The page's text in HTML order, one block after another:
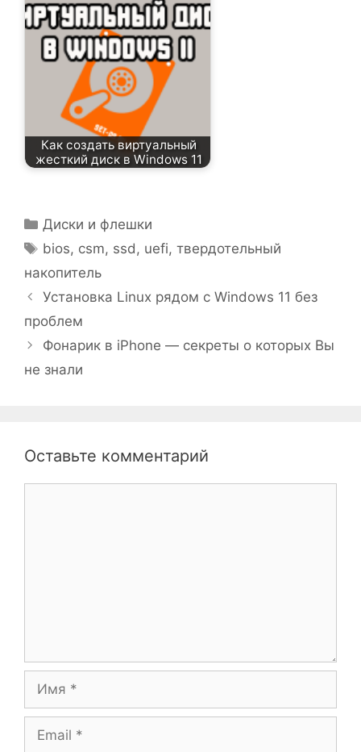
Как создать виртуальный
жесткий диск в Windows 11
Рубрики
Диски и флешки
Метки
bios, csm, ssd, uefi,твердотельный
накопитель
Установка Linux рядом с Windows 11 без
проблем
Фонарик в iPhone — секреты о которых Вы
не знали
Оставьте комментарий
Имя
Email